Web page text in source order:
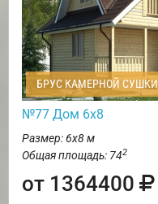
БРУС КАМЕРНОЙ СУШКИ
№77 Дом 6х8
Размер: 6х8 м
Общая площадь: 742
от 1364400